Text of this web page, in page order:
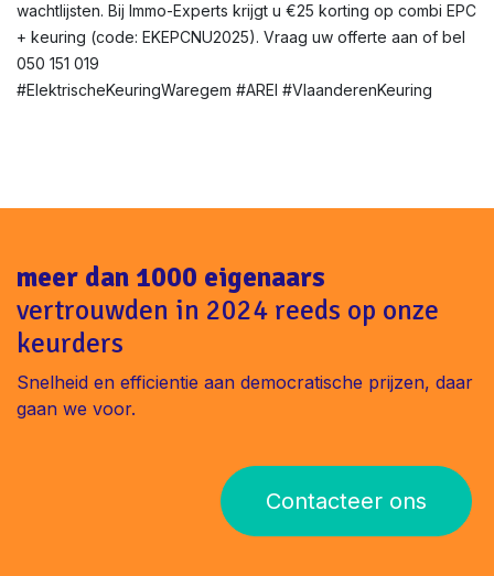
wachtlijsten. Bij Immo-Experts krijgt u €25 korting op combi EPC
+ keuring (code: EKEPCNU2025). Vraag uw offerte aan of bel
050 151 019
#ElektrischeKeuringWaregem #AREI #VlaanderenKeuring
meer dan 1000 eigenaars
vertrouwden in 2024 reeds op onze
keurders
Snelheid en efficientie aan democratische prijzen, daar
gaan we voor.
Contacteer ons